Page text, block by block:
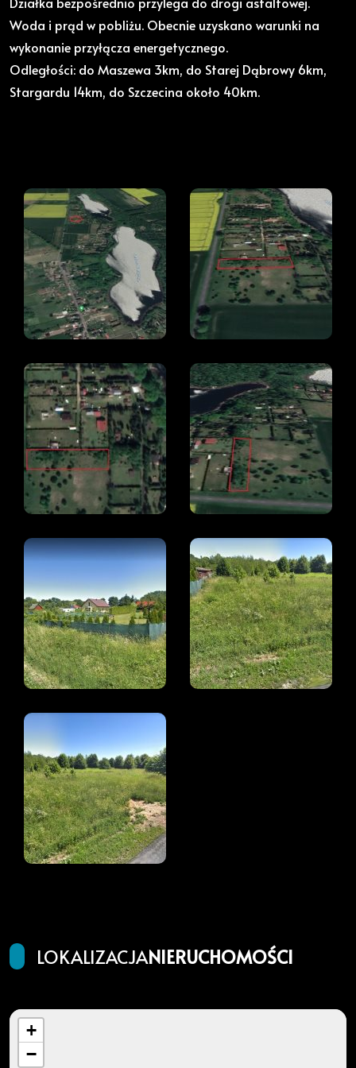
Woda i prąd w pobliżu. Obecnie uzyskano warunki na
wykonanie przyłącza energetycznego.
Odległości: do Maszewa 3km, do Starej Dąbrowy 6km,
Stargardu 14km, do Szczecina około 40km.
LOKALIZACJANIERUCHOMOŚCI
+
−